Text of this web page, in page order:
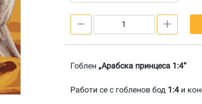
принцеса
202000145
Гоблен „Арабска принцеса 1:4“
Работи се с гобленов бод 1:4и